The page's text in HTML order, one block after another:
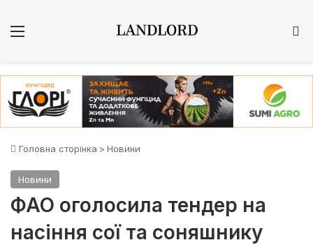
Головна сторінка > Новини
Новини
ФАО оголосила тендер на
насіння сої та соняшнику